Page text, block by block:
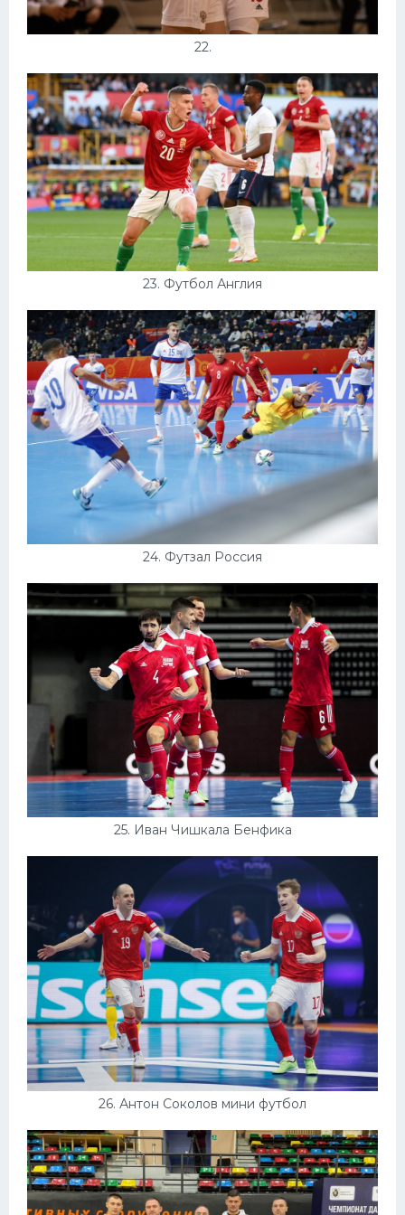
22.
23. Футбол Англия
24. Футзал Россия
25. Иван Чишкала Бенфика
26. Антон Соколов мини футбол